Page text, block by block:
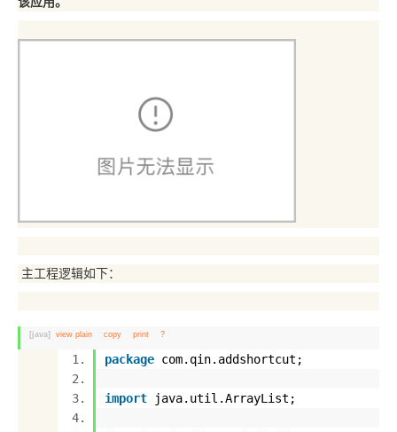
主工程逻辑如下：
[java] view plain copy print ?
package com.qin.addshortcut;
import java.util.ArrayList;